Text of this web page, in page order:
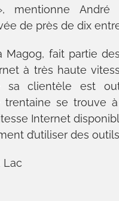
mentionne
de près de dix
Magog, fait partie
à très haute
clientèle est
trentaine se trouve
Internet
d’utiliser des
Lac